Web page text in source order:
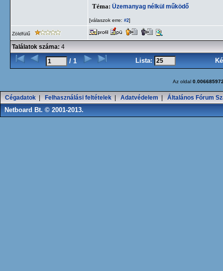
Téma: Üzemanyag nélkül működő
[válaszok erre: #2]
Zöldfülű
Találatok száma: 4
/ 1 Lista:
Az oldal
Cégadatok Felhasználási feltételek Adatvédelem Általános Fórum
Netboard Bt. © 2001-2013.